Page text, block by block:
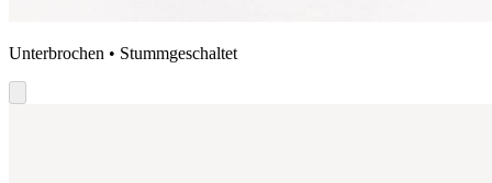
Unterbrochen • Stummgeschaltet